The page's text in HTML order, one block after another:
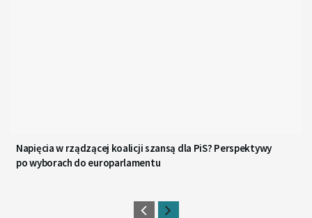
Napięcia w rządzącej koalicji szansą dla PiS? Perspektywy
po wyborach do europarlamentu